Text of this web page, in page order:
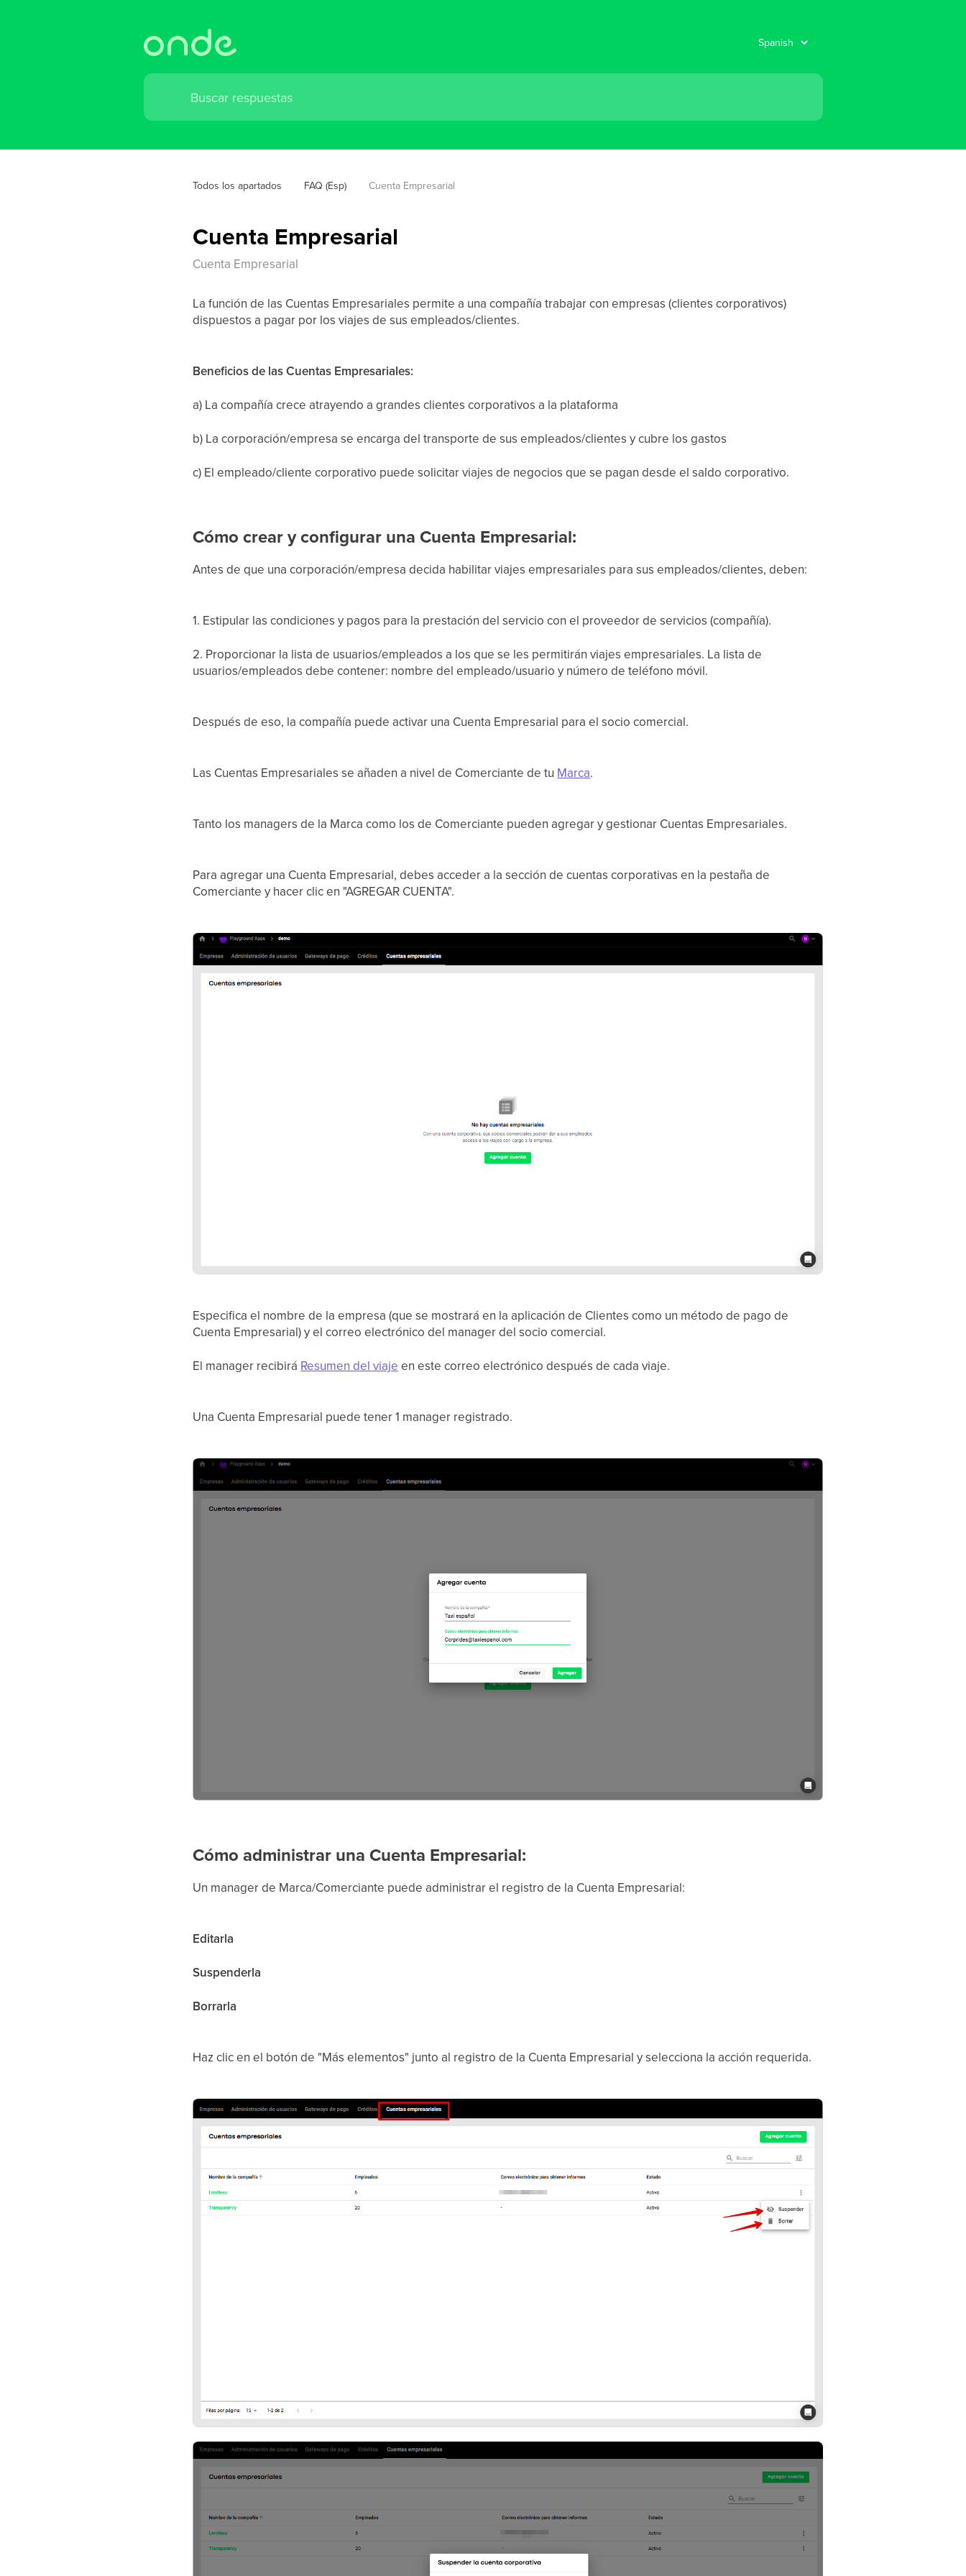
Todos los apartados FAQ (Esp) Cuenta Empresarial
Cuenta Empresarial
Cuenta Empresarial
La función de las Cuentas Empresariales permite a una compañía trabajar con empresas (clientes corporativos)
dispuestos a pagar por los viajes de sus empleados/clientes.
Beneficios de las Cuentas Empresariales:
a) La compañía crece atrayendo a grandes clientes corporativos a la plataforma
b) La corporación/empresa se encarga del transporte de sus empleados/clientes y cubre los gastos
c) El empleado/cliente corporativo puede solicitar viajes de negocios que se pagan desde el saldo corporativo.
Cómo crear y configurar una Cuenta Empresarial:
Antes de que una corporación/empresa decida habilitar viajes empresariales para sus empleados/clientes, deben:
1. Estipular las condiciones y pagos para la prestación del servicio con el proveedor de servicios (compañía).
2. Proporcionar la lista de usuarios/empleados a los que se les permitirán viajes empresariales. La lista de
usuarios/empleados debe contener: nombre del empleado/usuario y número de teléfono móvil.
Después de eso, la compañía puede activar una Cuenta Empresarial para el socio comercial.
Las Cuentas Empresariales se añaden a nivel de Comerciante de tu Marca.
Tanto los managers de la Marca como los de Comerciante pueden agregar y gestionar Cuentas Empresariales.
Para agregar una Cuenta Empresarial, debes acceder a la sección de cuentas corporativas en la pestaña de
Comerciante y hacer clic en "AGREGAR CUENTA".
Especifica el nombre de la empresa (que se mostrará en la aplicación de Clientes como un método de pago de
Cuenta Empresarial) y el correo electrónico del manager del socio comercial.
El manager recibirá Resumen del viaje en este correo electrónico después de cada viaje.
Una Cuenta Empresarial puede tener 1 manager registrado.
Cómo administrar una Cuenta Empresarial:
Un manager de Marca/Comerciante puede administrar el registro de la Cuenta Empresarial:
Editarla
Suspenderla
Borrarla
Haz clic en el botón de "Más elementos" junto al registro de la Cuenta Empresarial y selecciona la acción requerida.